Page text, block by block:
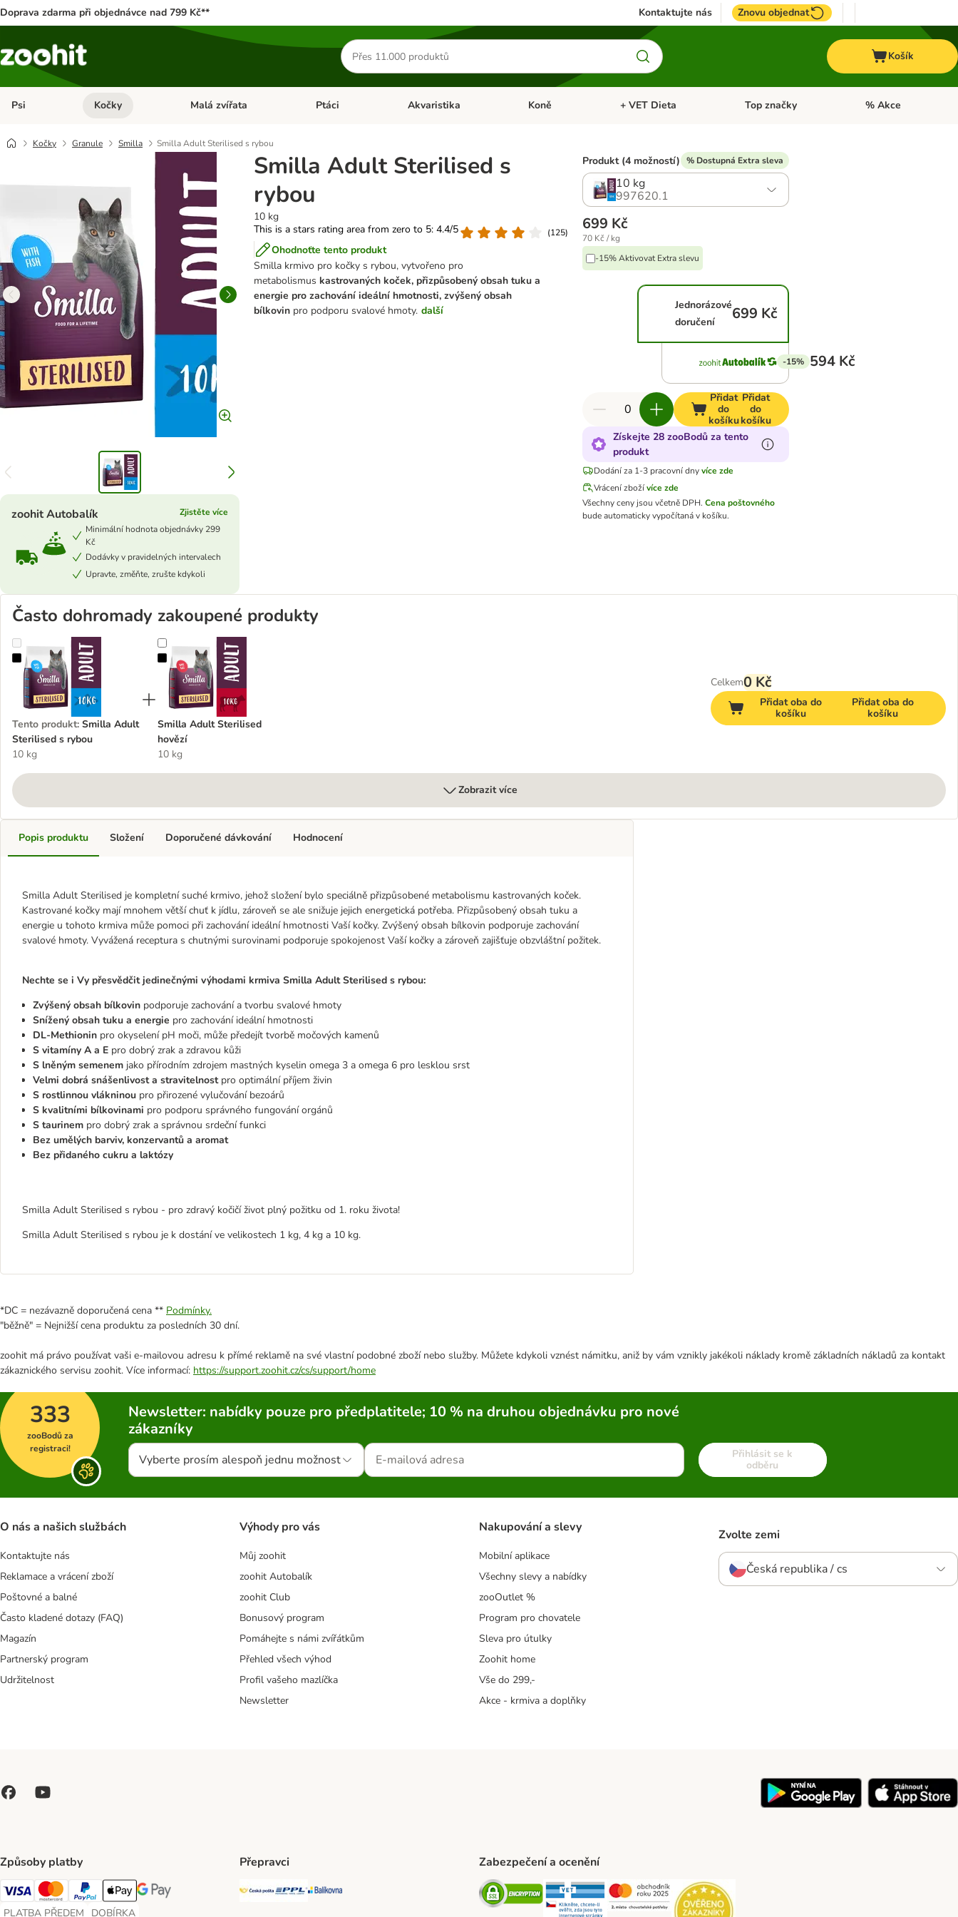
Doprava zdarma při objednávce nad 799 Kč** Kontaktujte nás Znovu objednat
Hledat
produkty
Košík
Psi Otevřít menu: Psi
Kočky Otevřít menu: Kočky
Malá zvířata Otevřít menu: Malá zvířata
Ptáci Otevřít menu: Ptáci
Akvaristika Otevřít menu: Akvaristika
Koně Otevřít menu: Koně
+ VET Dieta Otevřít menu: + VET Dieta
Top značky Otevřít menu: Top
% Akce
Kočky Granule Smilla Smilla Adult Sterilised s rybou
Smilla Adult Sterilised s
rybou
10 kg
This is a stars rating area from zero to 5: 4.4/5
(125)
Ohodnoťte tento produkt
Smilla krmivo pro kočky s rybou, vytvořeno pro
metabolismus kastrovaných koček, přizpůsobený obsah tuku a
energie pro zachování ideální hmotnosti, zvýšený obsah
bílkovin pro podporu svalové hmoty. další
zoohit Autobalík
Zjistěte více
Minimální hodnota objednávky 299
Kč
Dodávky v pravidelných intervalech
Upravte, změňte, zrušte kdykoli
Produkt (4 možností) % Dostupná Extra sleva
10 kg
997620.1
699 Kč
70 Kč / kg
-15% Aktivovat Extra slevu
Jednorázové
doručení
699 Kč
-15% 594 Kč
Přidat
do
košíku
Přidat
do
košíku
Získejte 28 zooBodů za tento
produkt
Dodání za 1-3 pracovní dny více zde
Vrácení zbožívíce zde
Všechny ceny jsou včetně DPH. Cena poštovného
bude automaticky vypočítaná v košíku.
Často dohromady zakoupené produkty
Smilla Adult Sterilised s rybou
Tento produkt: Smilla Adult
Sterilised s rybou
10 kg
Smilla Adult Sterilised hovězí
Smilla Adult Sterilised
hovězí
10 kg
Celkem0 Kč
Přidat oba do
košíku
Přidat oba do
košíku
Zobrazit více
Popis produktu
Smilla Adult Sterilised je kompletní suché krmivo, jehož složení bylo speciálně přizpůsobené metabolismu kastrovaných koček.
Kastrované kočky mají mnohem větší chuť k jídlu, zároveň se ale snižuje jejich energetická potřeba. Přizpůsobený obsah tuku a
energie u tohoto krmiva může pomoci při zachování ideální hmotnosti Vaší kočky. Zvýšený obsah bílkovin podporuje zachování
svalové hmoty. Vyvážená receptura s chutnými surovinami podporuje spokojenost Vaší kočky a zároveň zajišťuje obzvláštní požitek.
Nechte se i Vy přesvědčit jedinečnými výhodami krmiva Smilla Adult Sterilised s rybou:
Zvýšený obsah bílkovin podporuje zachování a tvorbu svalové hmoty
Snížený obsah tuku a energie pro zachování ideální hmotnosti
DL-Methionin pro okyselení pH moči, může předejít tvorbě močových kamenů
S vitamíny A a E pro dobrý zrak a zdravou kůži
S lněným semenem jako přírodním zdrojem mastných kyselin omega 3 a omega 6 pro lesklou srst
Velmi dobrá snášenlivost a stravitelnost pro optimální příjem živin
S rostlinnou vlákninou pro přirozené vylučování bezoárů
S kvalitními bílkovinami pro podporu správného fungování orgánů
S taurinem pro dobrý zrak a správnou srdeční funkci
Bez umělých barviv, konzervantů a aromat
Bez přidaného cukru a laktózy
Smilla Adult Sterilised s rybou - pro zdravý kočičí život plný požitku od 1. roku života!
Smilla Adult Sterilised s rybou je k dostání ve velikostech 1 kg, 4 kg a 10 kg.
Složení Doporučené dávkování Hodnocení
*DC = nezávazně doporučená cena ** Podmínky.
"běžně" = Nejnižší cena produktu za posledních 30 dní.
zoohit má právo používat vaši e-mailovou adresu k přímé reklamě na své vlastní podobné zboží nebo služby. Můžete kdykoli vznést námitku, aniž by vám vznikly jakékoli náklady kromě základních nákladů za kontakt
zákaznického servisu zoohit. Více informací: https://support.zoohit.cz/cs/support/home
333
zooBodů za
registraci!
Newsletter: nabídky pouze pro předplatitele; 10 % na druhou objednávku pro nové
zákazníky
Vyberte prosím alespoň jednu možnost
Přihlásit se k
odběru
O nás a našich službách
Kontaktujte nás
Reklamace a vrácení zboží
Poštovné a balné
Často kladené dotazy (FAQ)
Magazín
Partnerský program
Udržitelnost
Výhody pro vás
Můj zoohit
zoohit Autobalík
zoohit Club
Bonusový program
Pomáhejte s námi zvířátkům
Přehled všech výhod
Profil vašeho mazlíčka
Newsletter
Nakupování a slevy
Mobilní aplikace
Všechny slevy a nabídky
zooOutlet %
Program pro chovatele
Sleva pro útulky
Zoohit home
Vše do 299,-
Akce - krmiva a doplňky
Zvolte zemi
Česká republika / cs
Způsoby platby
Visa Payment Method
Mastercard Payment Method
PayPal Payment Method
Apple pay Payment Method
GooglePay Payment Method
PLATBA PŘEDEM
DOBÍRKA
Přepravci
Česká pošta Shipping Method
PPL Shipping Method
Balíkovna Shipping Method
Zabezpečení a ocenění
Security Security Security